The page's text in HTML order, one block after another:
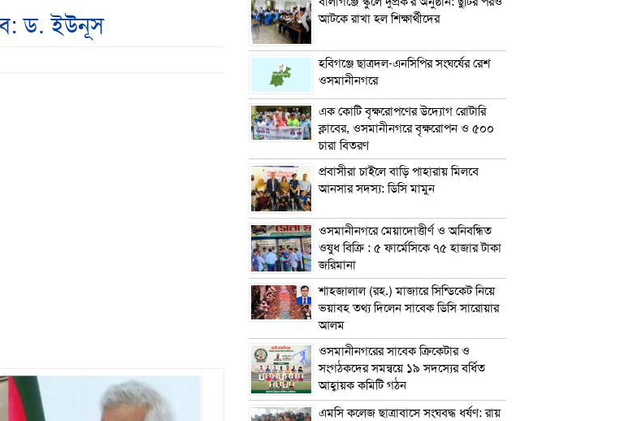
ড. ইউনূস
আটকে রাখা হল শিক্ষার্থীদের
হবিগঞ্জে ছাত্রদল-এনসিপির সংঘর্ষের রেশ
ওসমানীনগরে
এক কোটি বৃক্ষরোপণের উদ্যোগ রোটারি
ক্লাবের, ওসমানীনগরে বৃক্ষরোপন ও ৫০০
চারা বিতরণ
প্রবাসীরা চাইলে বাড়ি পাহারায় মিলবে
আনসার সদস্য: ডিসি মামুন
ওসমানীনগরে মেয়াদোত্তীর্ণ ও অনিবন্ধিত
ওষুধ বিক্রি : ৫ ফার্মেসিকে ৭৫ হাজার টাকা
জরিমানা
শাহজালাল (রহ.) মাজারে সিন্ডিকেট নিয়ে
ভয়াবহ তথ্য দিলেন সাবেক ডিসি সারোয়ার
আলম
ওসমানীনগরের সাবেক ক্রিকেটার ও
সংগঠকদের সমন্বয়ে ১৯ সদস্যের বর্ধিত
আহ্বায়ক কমিটি গঠন
এম‌সি কলেজ ছাত্রাবাসে সংঘবদ্ধ ধর্ষণ: রায়